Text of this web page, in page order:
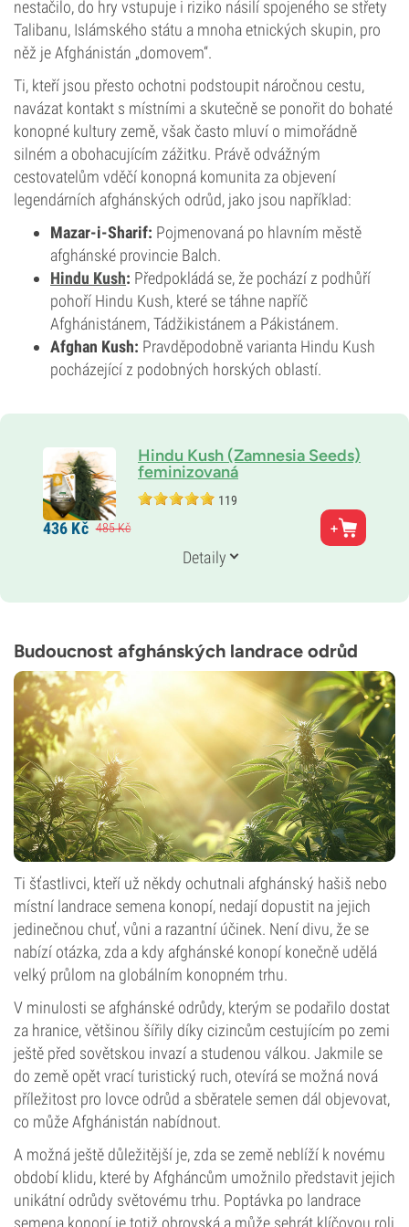
nestačilo, do hry vstupuje i riziko násilí spojeného se střety
Talibanu, Islámského státu a mnoha etnických skupin, pro
něž je Afghánistán „domovem“.
Ti, kteří jsou přesto ochotni podstoupit náročnou cestu,
navázat kontakt s místními a skutečně se ponořit do bohaté
konopné kultury země, však často mluví o mimořádně
silném a obohacujícím zážitku. Právě odvážným
cestovatelům vděčí konopná komunita za objevení
legendárních afghánských odrůd, jako jsou například:
Mazar-i-Sharif: Pojmenovaná po hlavním městě
afghánské provincie Balch.
Hindu Kush: Předpokládá se, že pochází z podhůří
pohoří Hindu Kush, které se táhne napříč
Afghánistánem, Tádžikistánem a Pákistánem.
Afghan Kush: Pravděpodobně varianta Hindu Kush
pocházející z podobných horských oblastí.
Hindu Kush (Zamnesia Seeds)
feminizovaná
119
Rodiče
Původní odrůdy (landrace)
8–9 týdnů
CBD
0–1 %
Typ kvetení
Fotoperioda
436 Kč 485Kč
Detaily
Budoucnost afghánských landrace odrůd
Ti šťastlivci, kteří už někdy ochutnali afghánský hašiš nebo
místní landrace semena konopí, nedají dopustit na jejich
jedinečnou chuť, vůni a razantní účinek. Není divu, že se
nabízí otázka, zda a kdy afghánské konopí konečně udělá
velký průlom na globálním konopném trhu.
V minulosti se afghánské odrůdy, kterým se podařilo dostat
za hranice, většinou šířily díky cizincům cestujícím po zemi
ještě před sovětskou invazí a studenou válkou. Jakmile se
do země opět vrací turistický ruch, otevírá se možná nová
příležitost pro lovce odrůd a sběratele semen dál objevovat,
co může Afghánistán nabídnout.
A možná ještě důležitější je, zda se země neblíží k novému
období klidu, které by Afgháncům umožnilo představit jejich
unikátní odrůdy světovému trhu. Poptávka po landrace
semena konopí je totiž obrovská a může sehrát klíčovou roli